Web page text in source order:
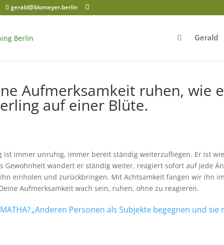
gerald@blomeyer.berlin
Gerald
Aufmerksamkeit ruhen, wie
auf einer Blüte.
ist immer unruhig, immer bereit ständig weiterzufliegen. Er ist
Gewohnheit wandert er ständig weiter, reagiert sofort auf jede
einholen und zurückbringen. Mit Achtsamkeit fangen wir ihn
Aufmerksamkeit wach sein, ruhen, ohne zu reagieren.
„Anderen Personen als Subjekte begegnen und sie